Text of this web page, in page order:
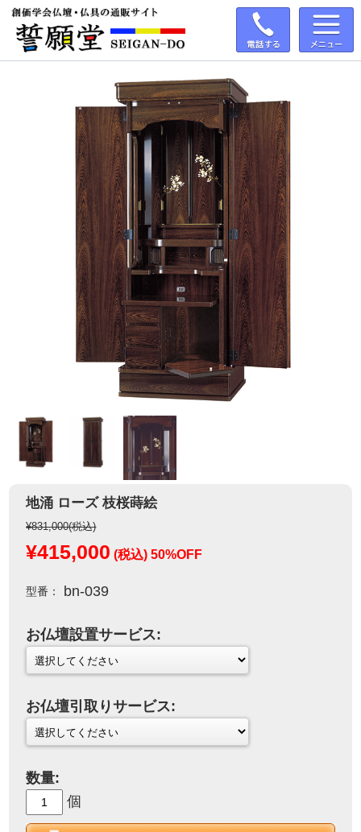
地涌 ローズ 枝桜蒔絵
¥831,000(税込)
¥415,000 (税込) 50%OFF
型番： bn-039
お仏壇設置サービス:
お仏壇引取りサービス:
数量:
個